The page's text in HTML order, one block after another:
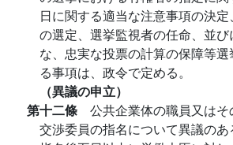
日に関する適当な注意事項の決
の選定、選挙監視者の任命、並
な、忠実な投票の計算の保障等
る事項は、政令で定める。
（異議の申立）
第十二條 公共企業体の職員又は
交渉委員の指名について異議の